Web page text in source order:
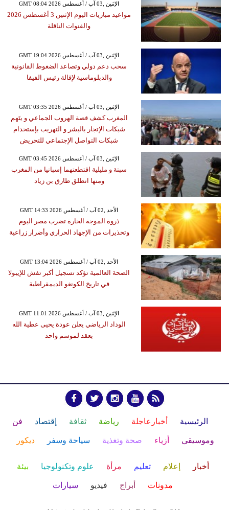
GMT 08:04 2026 الإثنين ,03 آب / أغسطس
مواعيد مباريات اليوم الإثنين 3 أغسطس 2026
والقنوات الناقلة
GMT 19:04 2026 الإثنين ,03 آب / أغسطس
سحب دعم دولي وتصاعد الضغوط القانونية
والدبلوماسية لإقالة رئيس الفيفا
GMT 03:35 2026 الإثنين ,03 آب / أغسطس
المغرب كشف قصة الهروب الجماعي و يتَهم
شبكات الإتجار بالبشر و التهريب بإستخدام
شبكات التواصل الإجتماعي للتحريض
GMT 03:45 2026 الإثنين ,03 آب / أغسطس
سبتة و مليلية اقتطعتهما إسبانيا من المغرب
ومنها انطلق طارق بن زياد
GMT 14:33 2026 الأحد ,02 آب / أغسطس
ذروة الموجة الحارة تضرب مصر اليوم
وتحذيرات من الإجهاد الحراري وأضرار زراعية
GMT 13:04 2026 الأحد ,02 آب / أغسطس
الصحة العالمية تؤكد تسجيل أكبر تفش للإيبولا
في تاريخ الكونغو الديمقراطية
GMT 11:01 2026 الإثنين ,03 آب / أغسطس
الوداد الرياضي يعلن عودة يحيى عطية الله
بعقد لموسم واحد
الرئيسية أخبارعاجلة رياضة ثقافة إقتصاد فن
وموسيقى أزياء صحة وتغذية سياحة وسفر ديكور
أخبار إعلام تعليم مرأة علوم وتكنولوجيا بيئة
مدونات أبراج فيديو سيارات